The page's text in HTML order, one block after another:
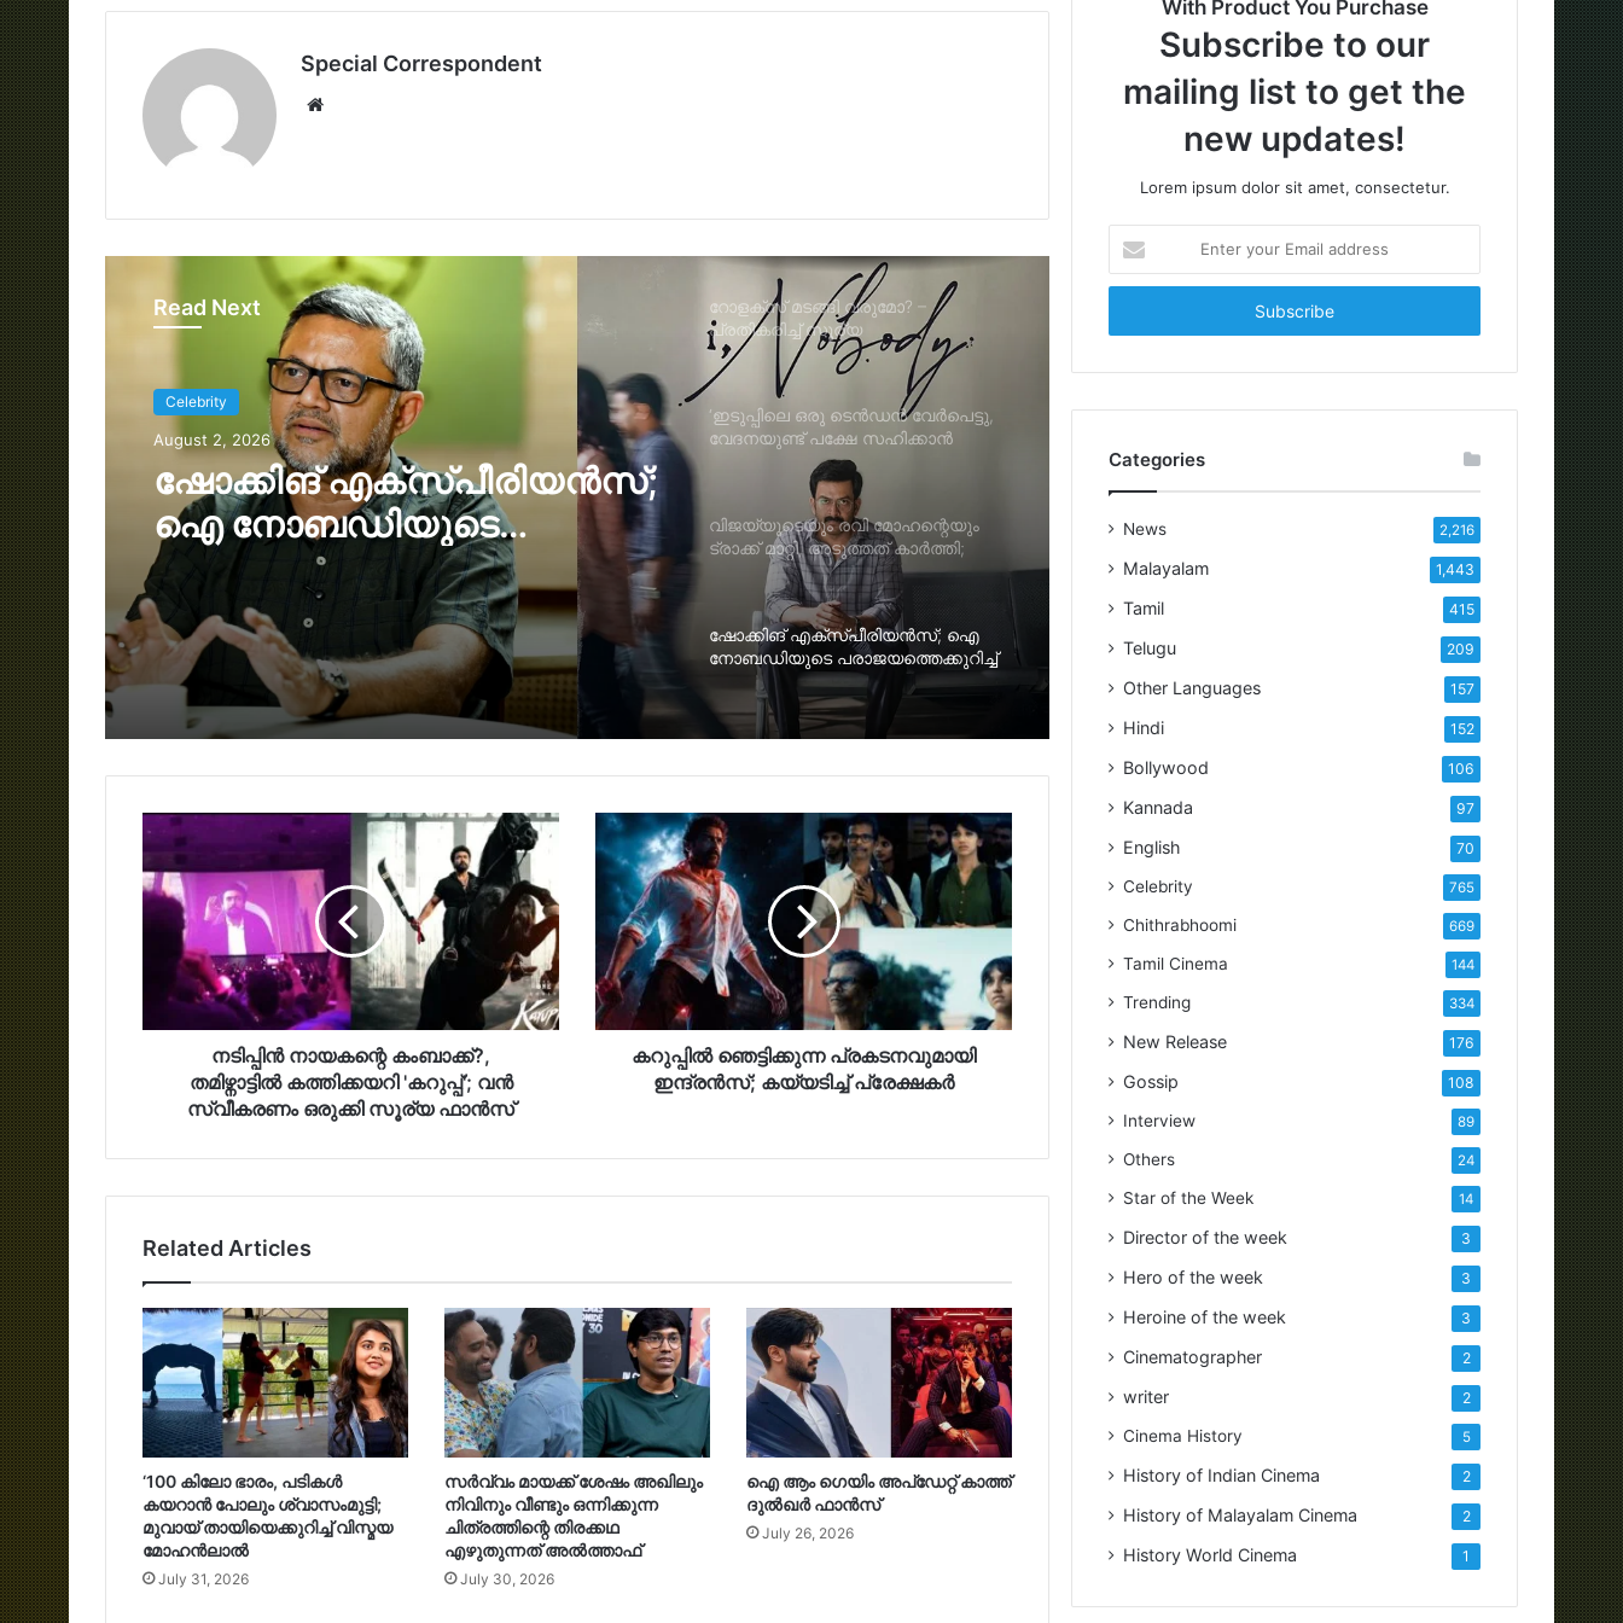
Special Correspondent
Read Next
Celebrity
August 2, 2026
ഒരുപാട് ആലോചിക്കാതെ
ഉടൻ യെസ് പറഞ്ഞ ഒരേ ഒരു
സിനിമ അതാണ്:
മനസുതുറന്ന് ആർഷ
ബൈജു
റോളക്സ് മടങ്ങി വരുമോ? –
‘ഇടുപ്പിലെ ഒരു ടെൻഡൻ വേർപെട്ടു,
വേദനയുണ്ട് പക്ഷേ സഹിക്കാൻ
പറ്റാത്ത അത്രയ്ക്ക് ഇല്ല’; രശ്‌മിക
വിജയ്‌യുടെയും രവി മോഹന്റെയും
ട്രാക്ക് മാറ്റി, അടുത്തത് കാർത്തി;
പുതിയ ചിത്രവുമായി മോഹൻ രാജ
ഷോക്കിങ് എക്സ്പീരിയൻസ്; ഐ
നോബഡിയുടെ പരാജയത്തെക്കുറിച്ച്
സുരേഷ് ഷേണായ്
ഒരുപാട് ആലോചിക്കാതെ ഉടൻ യെസ്
പറഞ്ഞ ഒരേ ഒരു സിനിമ അതാണ്:
മനസുതുറന്ന് ആർഷ ബൈജു
സഞ്ജയ്; ലിസ്റ്റിൽ ഒരു വിജയ്
ചിത്രവും
സെല്‍ഫി കാലത്തിന് മുന്നെ കിടിലന്‍
സെല്‍ഫി; സോഷ്യല്‍ മീഡിയ തൂക്കി
മമ്മൂക്ക
നാലാം ക്ലാസുവരെ സ്വന്തം
ജന്മദിനം എന്നാണെന്ന്
അറിയില്ലായിരുന്നു; ധനുഷിന്റെ
പ്രസ്താവനയ്ക്ക് പിന്നാലെ ട്രോൾ മഴ
പൃഥ്വിരാജിന്റെ നായികയായി മാളവിക
പ്രതികരിച്ച് സൂര്യ
‘ഇടുപ്പിലെ ഒരു ടെൻഡൻ വേർപെട്ടു,
വേദനയുണ്ട് പക്ഷേ സഹിക്കാൻ
പറ്റാത്ത അത്രയ്ക്ക് ഇല്ല’; രശ്‌മിക
വിജയ്‌യുടെയും രവി മോഹന്റെയും
ട്രാക്ക് മാറ്റി, അടുത്തത് കാർത്തി;
നടിപ്പിൻ നായകന്റെ കംബാക്ക്?,
തമിഴ്നാട്ടിൽ കത്തിക്കയറി 'കറുപ്പ്'; വൻ
സ്വീകരണം ഒരുക്കി സൂര്യ ഫാൻസ്‌
കറുപ്പിൽ ഞെട്ടിക്കുന്ന പ്രകടനവുമായി
ഇന്ദ്രൻസ്; കയ്യടിച്ച് പ്രേക്ഷകർ
Related Articles
‘100 കിലോ ഭാരം, പടികൾ
കയറാൻ പോലും ശ്വാസംമുട്ടി;
മുവായ് തായിയെക്കുറിച്ച് വിസ്മയ
മോഹൻലാൽ
July 31, 2026
സര്‍വ്വം മായക്ക് ശേഷം അഖിലും
നിവിനും വീണ്ടും ഒന്നിക്കുന്ന
ചിത്രത്തിന്റെ തിരക്കഥ
എഴുതുന്നത് അല്‍ത്താഫ്
July 30, 2026
ഐ ആം ഗെയിം അപ്‌ഡേറ്റ് കാത്ത്
ദുൽഖർ ഫാൻസ്‌
July 26, 2026
With Product You Purchase
Subscribe to our
mailing list to get the
new updates!
Lorem ipsum dolor sit amet, consectetur.
your
Email
Categories
News 2,216
Malayalam 1,443
Tamil 415
Telugu 209
Other Languages 157
Hindi 152
Bollywood 106
Kannada 97
English 70
Celebrity 765
Chithrabhoomi 669
Tamil Cinema 144
Trending 334
New Release 176
Gossip 108
Interview 89
Others 24
Star of the Week 14
Director of the week 3
Hero of the week 3
Heroine of the week 3
Cinematographer 2
writer 2
Cinema History 5
History of Indian Cinema 2
History of Malayalam Cinema 2
History World Cinema 1